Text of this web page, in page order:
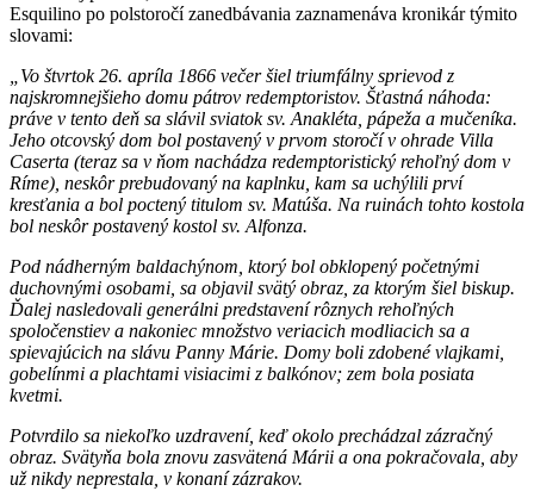
Esquilino po polstoročí zanedbávania zaznamenáva kronikár týmito
slovami:
„Vo štvrtok 26. apríla 1866 večer šiel triumfálny sprievod z
najskromnejšieho domu pátrov redemptoristov. Šťastná náhoda:
práve v tento deň sa slávil sviatok sv. Anakléta, pápeža a mučeníka.
Jeho otcovský dom bol postavený v prvom storočí v ohrade Villa
Caserta (teraz sa v ňom nachádza redemptoristický rehoľný dom v
Ríme), neskôr prebudovaný na kaplnku, kam sa uchýlili prví
kresťania a bol poctený titulom sv. Matúša. Na ruinách tohto kostola
bol neskôr postavený kostol sv. Alfonza.
Pod nádherným baldachýnom, ktorý bol obklopený početnými
duchovnými osobami, sa objavil svätý obraz, za ktorým šiel biskup.
Ďalej nasledovali generálni predstavení rôznych rehoľných
spoločenstiev a nakoniec množstvo veriacich modliacich sa a
spievajúcich na slávu Panny Márie. Domy boli zdobené vlajkami,
gobelínmi a plachtami visiacimi z balkónov; zem bola posiata
kvetmi.
Potvrdilo sa niekoľko uzdravení, keď okolo prechádzal zázračný
obraz. Svätyňa bola znovu zasvätená Márii a ona pokračovala, aby
už nikdy neprestala, v konaní zázrakov.